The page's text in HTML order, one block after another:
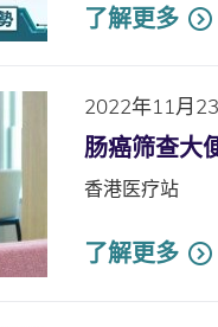
了解更多
2022年11月
肠癌筛查大
香港医疗站
了解更多